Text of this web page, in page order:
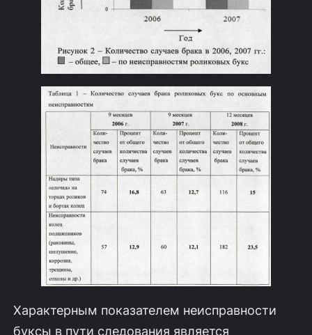
Характерным показателем неисправности
буксы в пути следования является